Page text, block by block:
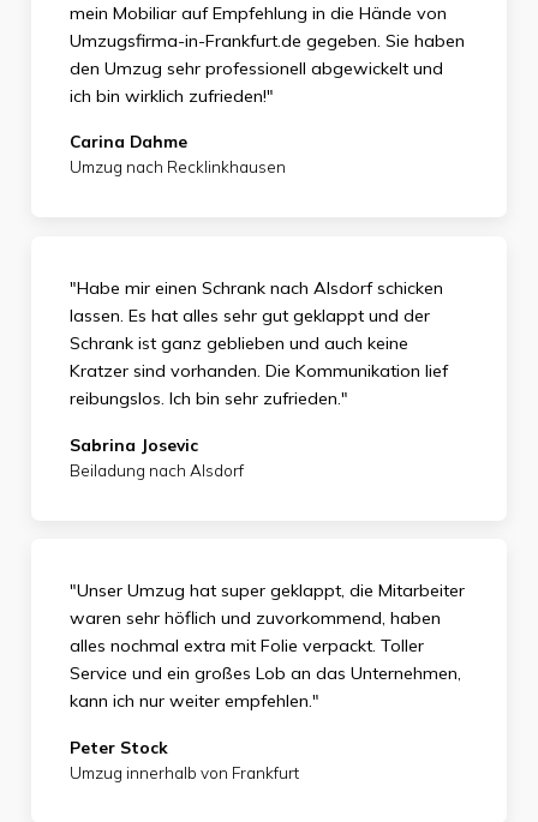
mein Mobiliar auf Empfehlung in die Hände von
Umzugsfirma-in-Frankfurt.de gegeben. Sie haben
den Umzug sehr professionell abgewickelt und
ich bin wirklich zufrieden!"
Carina Dahme
Umzug nach Recklinkhausen
"Habe mir einen Schrank nach Alsdorf schicken
lassen. Es hat alles sehr gut geklappt und der
Schrank ist ganz geblieben und auch keine
Kratzer sind vorhanden. Die Kommunikation lief
reibungslos. Ich bin sehr zufrieden."
Sabrina Josevic
Beiladung nach Alsdorf
"Unser Umzug hat super geklappt, die Mitarbeiter
waren sehr höflich und zuvorkommend, haben
alles nochmal extra mit Folie verpackt. Toller
Service und ein großes Lob an das Unternehmen,
kann ich nur weiter empfehlen."
Peter Stock
Umzug innerhalb von Frankfurt